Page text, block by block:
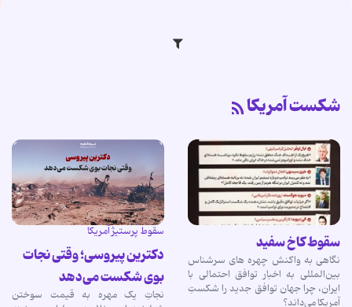
شکست آمریکا
سقوط کاخ سفید
نگاهی به واکنش چهره های سرشناس
بین‌المللی به اخبار توافق احتمالی با
ایران، چرا جهان توافق جدید را شکستِ
آمریکا می‌داند؟
سقوط پرستیژ آمریکا
دکترین پیروسی؛ وقتی نجات
بوی شکست می‌دهد
نجاتِ یک مهره به قیمت سوختن